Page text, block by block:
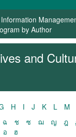
by Author
and
H I J K L M
ฉ ช ซ ฌ ญ ฎ
อ ฮ